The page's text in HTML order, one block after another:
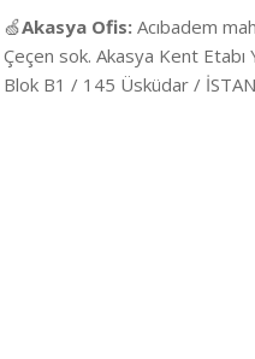
🍏Akasya Ofis:Acıbadem
Çeçen sok. Akasya Kent Etabı
Blok B1 / 145 Üsküdar /